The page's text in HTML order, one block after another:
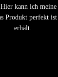
kann ich
Produkt perfekt
erhält.